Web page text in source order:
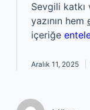
Sevgili katkı
yazının hem
içeriğe
Aralık 11, 2025